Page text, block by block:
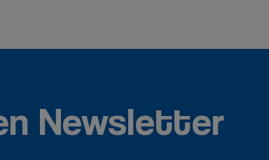
Newsletter